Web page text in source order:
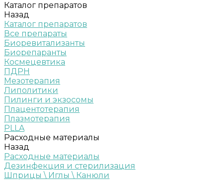
Каталог препаратов
Назад
Каталог препаратов
Все препараты
Биоревитализанты
Биорепаранты
Космецевтика
ПДРН
Мезотерапия
Липолитики
Пилинги и экзосомы
Плацентотерапия
Плазмотерапия
PLLA
Расходные материалы
Назад
Расходные материалы
Дезинфекция и стерилизация
Шприцы \ Иглы \ Канюли